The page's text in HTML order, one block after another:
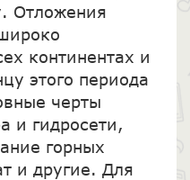
Отложения
континентах и
этого периода
черты
и гидросети,
горных
и другие. Для